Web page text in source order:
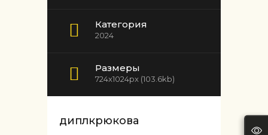
Категория
2024
Размеры
724x1024px (103.6kb)
диплкрюкова